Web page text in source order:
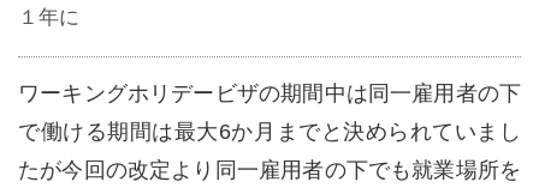
１年に
ワーキングホリデービザの期間中は同一雇用者の下
で働ける期間は最大6か月までと決められていまし
たが今回の改定より同一雇用者の下でも就業場所を